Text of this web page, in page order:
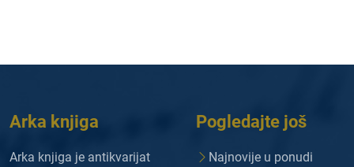
Arka knjiga
Arka knjiga je antikvarijat
Pogledajte još
Najnovije u ponudi